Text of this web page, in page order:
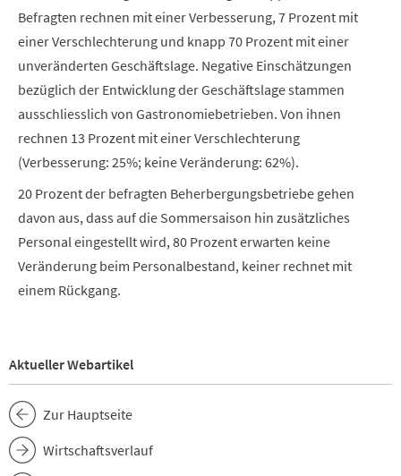
Befragten rechnen mit einer Verbesserung, 7 Prozent mit
einer Verschlechterung und knapp 70 Prozent mit einer
unveränderten Geschäftslage. Negative Einschätzungen
bezüglich der Entwicklung der Geschäftslage stammen
ausschliesslich von Gastronomiebetrieben. Von ihnen
rechnen 13 Prozent mit einer Verschlechterung
(Verbesserung: 25%; keine Veränderung: 62%).
20 Prozent der befragten Beherbergungsbetriebe gehen
davon aus, dass auf die Sommersaison hin zusätzliches
Personal eingestellt wird, 80 Prozent erwarten keine
Veränderung beim Personalbestand, keiner rechnet mit
einem Rückgang.
Aktueller Webartikel
Zur Hauptseite
Wirtschaftsverlauf